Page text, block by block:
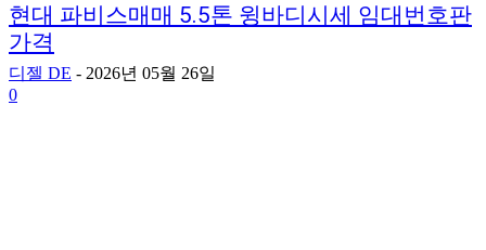
현대 파비스매매 5.5톤 윙바디시세 임대번호판
가격
디젤 DE - 2026년 05월 26일
0